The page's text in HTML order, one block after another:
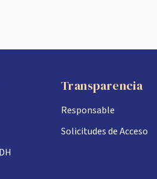
Transparencia
Responsable
Solicitudes de Acceso